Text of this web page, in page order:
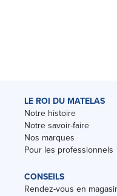
LE ROI DU MATELAS
Notre histoire
Notre savoir-faire
Nos marques
Pour les professionnels
CONSEILS
Rendez-vous en